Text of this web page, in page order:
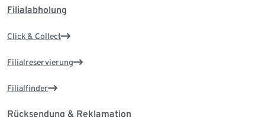
Filialabholung
Click & Collect
Filialreservierung
Filialfinder
Rücksendung & Reklamation